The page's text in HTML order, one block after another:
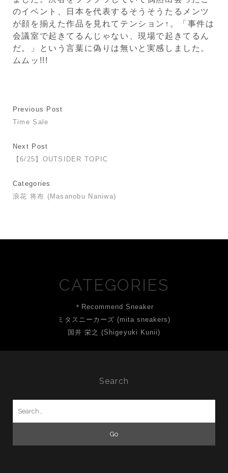
のイベント、日本を代表するそうそうたるメンツ
が顔を揃えた作品を見れてテンション↑。「事件は
会議室で起きてるんじゃない、現場で起きてるん
だ。」という言葉に偽りは無いと実感しました。
ムムッ!!!
Previous Post
Time Sale
Next Post
【6/25】OUTSIDER TOPIC
Categories
浪花 将布 (Masanobu Naniwa)
CATEGORIES
＊Recommend Sneaker
ミタスニーカーズ (mita sneakers)
国井 栄之 (Shigeyuki Kunii)
Search